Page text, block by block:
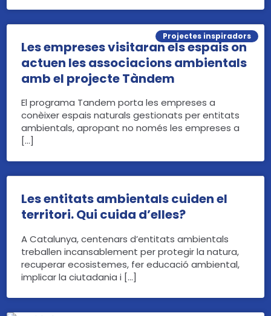
Les empreses visitaran els espais on
actuen les associacions ambientals
amb el projecte Tàndem
Projectes inspiradors
El programa Tandem porta les empreses a
conèixer espais naturals gestionats per entitats
ambientals, apropant no només les empreses a
[…]
Les entitats ambientals cuiden el
territori. Qui cuida d’elles?
A Catalunya, centenars d’entitats ambientals
treballen incansablement per protegir la natura,
recuperar ecosistemes, fer educació ambiental,
implicar la ciutadania i […]